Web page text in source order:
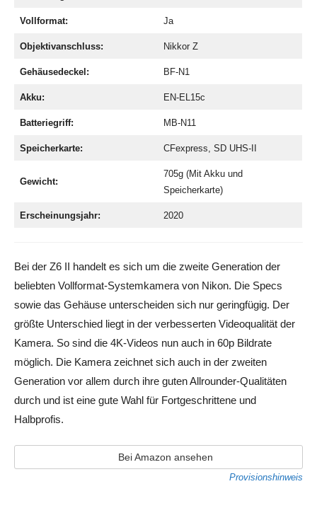
Vollformat: Ja
Objektivanschluss: Nikkor Z
Gehäusedeckel: BF-N1
Akku: EN-EL15c
Batteriegriff: MB-N11
Speicherkarte: CFexpress, SD UHS-II
Gewicht:
705g (Mit Akku und
Speicherkarte)
Erscheinungsjahr: 2020
Bei der Z6 II handelt es sich um die zweite Generation der
beliebten Vollformat-Systemkamera von Nikon. Die Specs
sowie das Gehäuse unterscheiden sich nur geringfügig. Der
größte Unterschied liegt in der verbesserten Videoqualität der
Kamera. So sind die 4K-Videos nun auch in 60p Bildrate
möglich. Die Kamera zeichnet sich auch in der zweiten
Generation vor allem durch ihre guten Allrounder-Qualitäten
durch und ist eine gute Wahl für Fortgeschrittene und
Halbprofis.
Bei Amazon ansehen
Provisionshinweis